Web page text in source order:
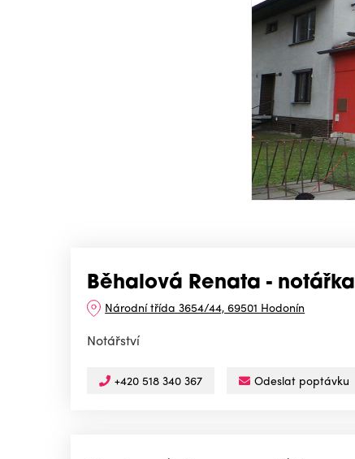
Běhalová Renata - notářka
Národní třída 3654/44, 69501 Hodonín
Notářství
+420 518 340 367 Odeslat poptávku